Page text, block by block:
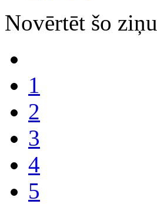
Novērtēt šo ziņu
1
2
3
4
5